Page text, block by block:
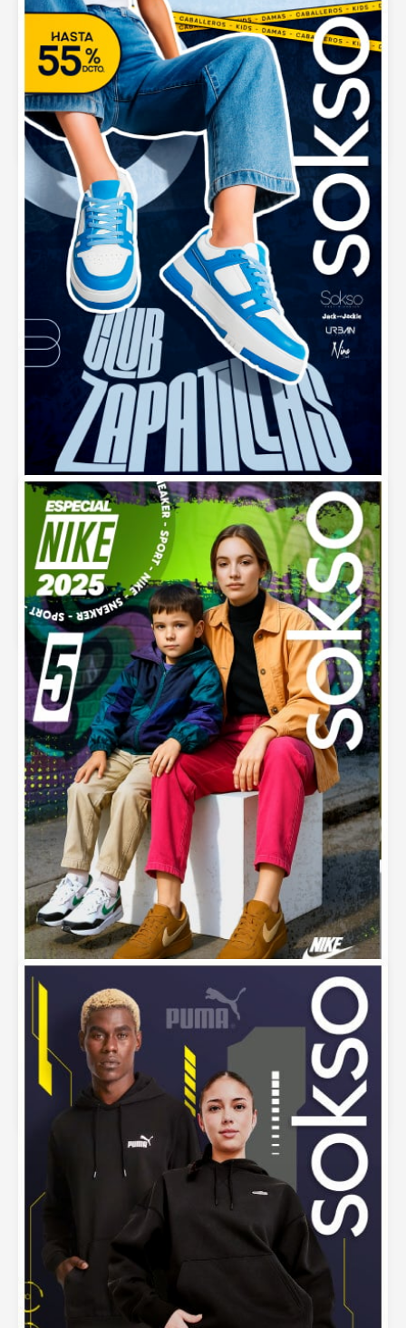
Moda Brasil Playa 2025 – Nueva Colección de
Sokso
septiembre 5, 2025
Zapatillas Sokso – Oportunidad de Negocio
Primavera 2025
septiembre 5, 2025
Zapatillas Nike 2025 – Especial Primavera para
Consultoras